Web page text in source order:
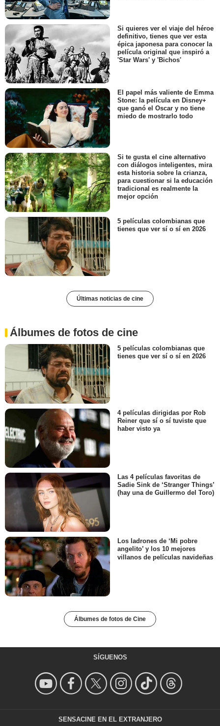
Si quieres ver el viaje del héroe
definitivo, tienes que ver esta
épica japonesa para conocer la
película original que inspiró a
'Star Wars' y 'Bichos'
El papel más valiente de Emma
Stone: la película en Disney+
que ganó el Oscar y no tiene
miedo de mostrarlo todo
Si te gusta el cine alternativo
con diálogos inteligentes, mira
esta historia sobre la crianza,
para cuestionar si la educación
tradicional es realmente la
mejor opción
5 películas colombianas que
tienes que ver sí o sí en 2026
Últimas noticias de cine
Álbumes de fotos de cine
5 películas colombianas que
tienes que ver sí o sí en 2026
4 películas dirigidas por Rob
Reiner que sí o sí tuviste que
haber visto ya
Las 4 películas favoritas de
Sadie Sink de ‘Stranger Things’
(hay una de Guillermo del Toro)
Los ladrones de ‘Mi pobre
angelito’ y los 10 mejores
villanos de películas navideñas
Álbumes de fotos de Cine
SÍGUENOS
SENSACINE EN EL EXTRANJERO